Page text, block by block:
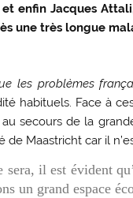
enfin Jacques
une très longue
les problèmes
habituels. Face à
secours de la
Maastricht car il
sera, il est évident
un grand espace